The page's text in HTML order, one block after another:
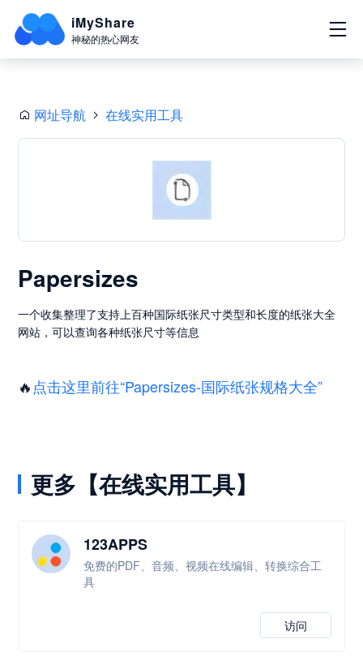
iMyShare
神秘的热心网友
网址导航 在线实用工具
Papersizes
一个收集整理了支持上百种国际纸张尺寸类型和长度的纸张大全
网站，可以查询各种纸张尺寸等信息
🔥点击这里前往“Papersizes-国际纸张规格大全”
更多【在线实用工具】
123APPS
免费的PDF、音频、视频在线编辑、转换综合工
具
访问